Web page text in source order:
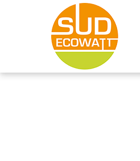
Panneau de gestion des cookies